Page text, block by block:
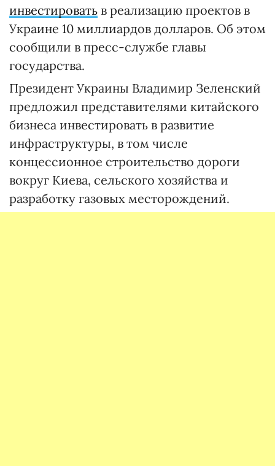
инвестировать в реализацию проектов в
Украине 10 миллиардов долларов. Об этом
сообщили в пресс-службе главы
государства.
Президент Украины Владимир Зеленский
предложил представителями китайского
бизнеса инвестировать в развитие
инфраструктуры, в том числе
концессионное строительство дороги
вокруг Киева, сельского хозяйства и
разработку газовых месторождений.